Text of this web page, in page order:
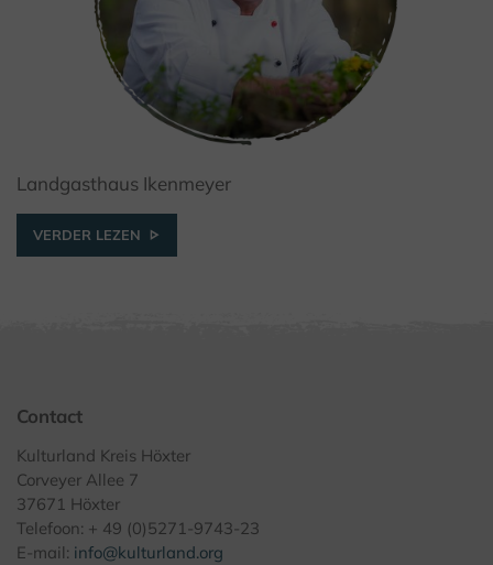
Landgasthaus Ikenmeyer
VERDER LEZEN
Contact
Kulturland Kreis Höxter
Corveyer Allee 7
37671 Höxter
Telefoon: + 49 (0)5271-9743-23
E-mail: info@kulturland.org